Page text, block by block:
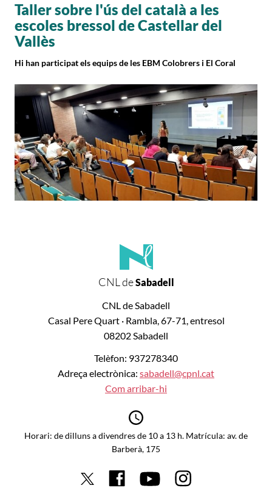
Taller sobre l'ús del català a les
escoles bressol de Castellar del
Vallès
Hi han participat els equips de les EBM Colobrers i El Coral
CNL deSabadell
CNL de Sabadell
Casal Pere Quart · Rambla, 67-71, entresol
08202 Sabadell
Telèfon: 937278340
Adreça electrònica: sabadell@cpnl.cat
Com arribar-hi
Horari: de dilluns a divendres de 10 a 13 h. Matrícula: av. de
Barberà, 175